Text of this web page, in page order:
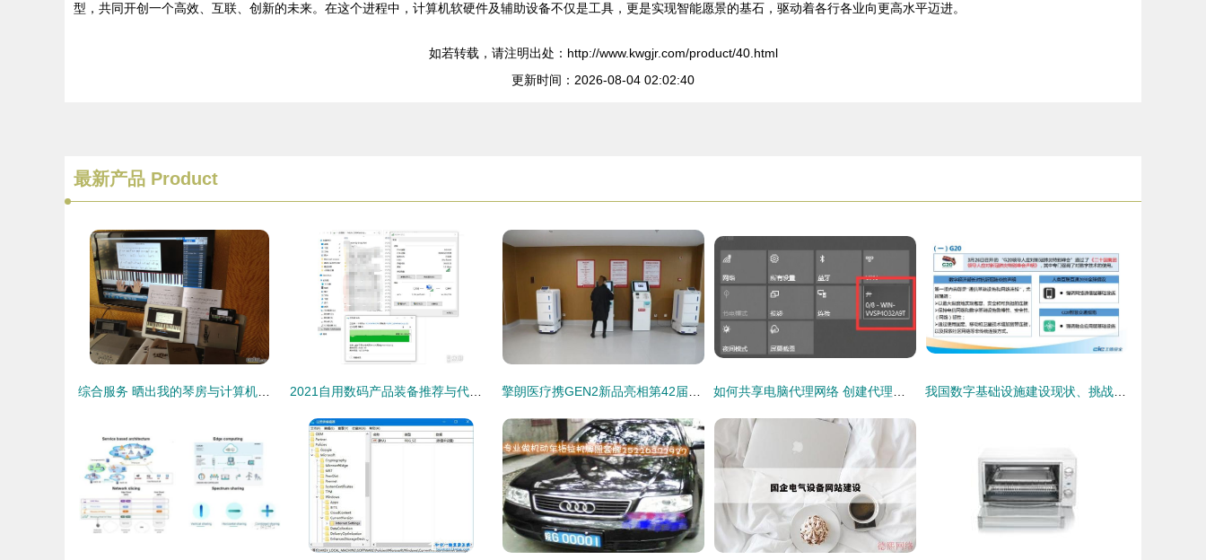
型，共同开创一个高效、互联、创新的未来。在这个进程中，计算机软硬件及辅助设备不仅是工具，更是实现智能愿景的基石，驱动着各行各业向更高水平迈进。
如若转载，请注明出处：http://www.kwgjr.com/product/40.html
更新时间：2026-08-04 02:02:40
最新产品 Product